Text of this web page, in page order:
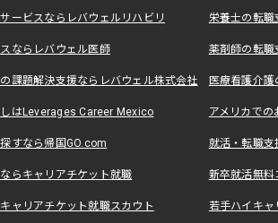
ービスならレバウェルリハビリ 栄養士の転
ならレバウェル医師 薬剤師の転
課題解決支援ならレバウェル株式会社 医療看護介
はLeverages Career Mexico アメリカで
すなら帰国GO.com 就活・転職
らキャリアチケット就職 新卒就活無料
ャリアチケット就職スカウト 若手ハイキ